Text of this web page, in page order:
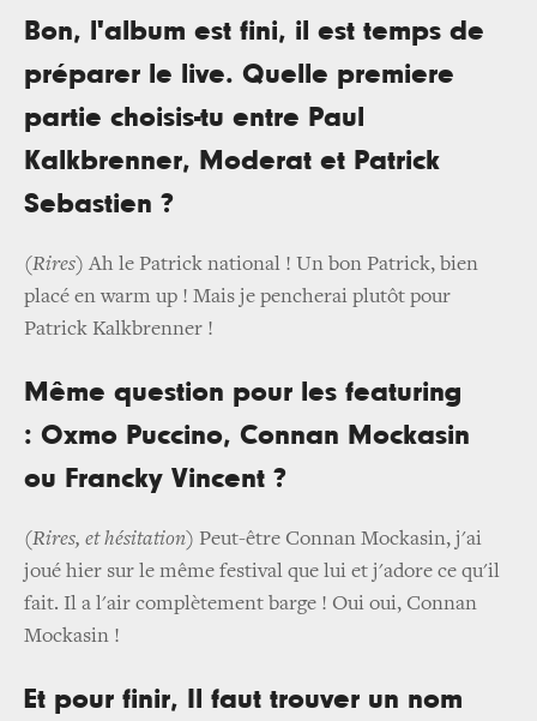
Bon, l'album est fini, il est temps de
préparer le live. Quelle premiere
partie choisis-tu entre Paul
Kalkbrenner, Moderat et Patrick
Sebastien ?
(Rires) Ah le Patrick national ! Un bon Patrick, bien
placé en warm up ! Mais je pencherai plutôt pour
Patrick Kalkbrenner !
Même question pour les featuring
: Oxmo Puccino, Connan Mockasin
ou Francky Vincent ?
(Rires, et hésitation) Peut-être Connan Mockasin, j'ai
joué hier sur le même festival que lui et j'adore ce qu'il
fait. Il a l'air complètement barge ! Oui oui, Connan
Mockasin !
Et pour finir, Il faut trouver un nom